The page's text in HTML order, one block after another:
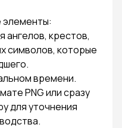
элементы:
ангелов, крестов,
символов, которые
времени.
PNG или сразу
для уточнения